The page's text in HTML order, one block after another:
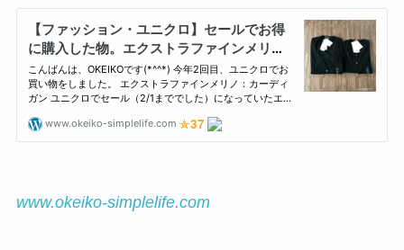
www.okeiko-simplelife.com